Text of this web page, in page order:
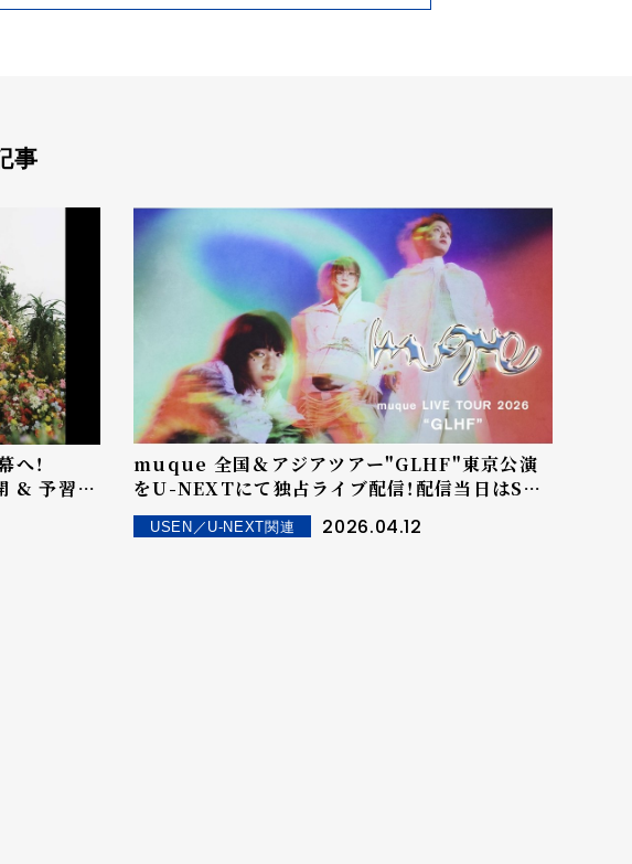
事
！
& 予習企
muque 全国＆アジアツアー"GLHF"東京公演
をU-NEXTにて独占ライブ配信！配信当日はSNS
でウォッチパーティ開催！
USEN／U-NEXT関連 2026.04.12